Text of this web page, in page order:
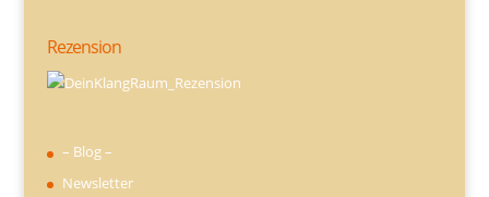
Rezension
– Blog –
Newsletter